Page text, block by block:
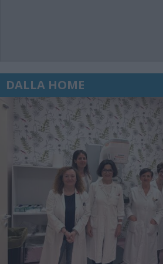
DALLA HOME